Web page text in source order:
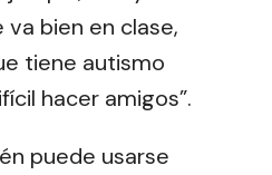
bien en clase,
tiene autismo
hacer amigos”.
puede usarse